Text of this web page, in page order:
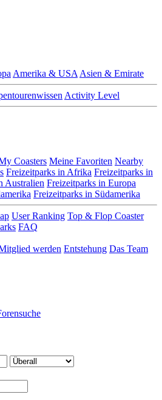
Amerika & USA Asien & Emirate
Activity Level
Coasters Meine Favoriten Nearby
Freizeitparks in Afrika Freizeitparks in
Australien Freizeitparks in Europa
Freizeitparks in Südamerika
User Ranking Top & Flop Coaster
FAQ
werden Entstehung Das Team